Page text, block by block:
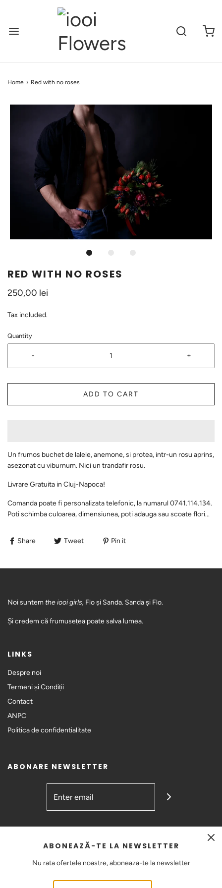
Home › Red with no roses
RED WITH NO ROSES
250,00 lei
Tax included.
Quantity
- +
ADD TO CART
Un frumos buchet de lalele, anemone, si protea, intr-un rosu aprins,
asezonat cu viburnum. Nici un trandafir rosu.
Livrare Gratuita in Cluj-Napoca!
Comanda poate fi personalizata telefonic, la numarul 0741.114.134.
Poti schimba culoarea, dimensiunea, poti adauga sau scoate flori...
Share Tweet Pin it
Noi suntem the iooi girls, Flo și Sanda. Sanda și Flo.
Și credem că frumusețea poate salva lumea.
LINKS
Despre noi
Termeni și Condiții
Contact
ANPC
Politica de confidentialitate
ABONARE NEWSLETTER
ABONEAZĂ-TE LA NEWSLETTER
Nu rata ofertele noastre, aboneaza-te la newsletter